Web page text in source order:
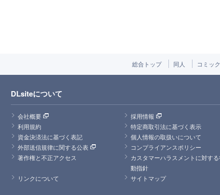
総合トップ 同人 コミッ
DLsiteについて
会社概要
採用情報
利用規約
特定商取引法に基づく表示
資金決済法に基づく表記
個人情報の取扱いについて
外部送信規律に関する公表
コンプライアンスポリシー
著作権と不正アクセス
カスタマーハラスメントに対す
動指針
リンクについて
サイトマップ